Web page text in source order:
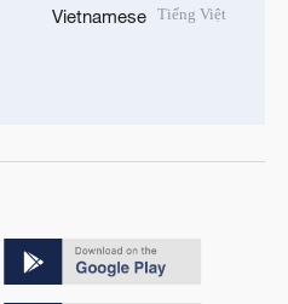
Vietnamese Tiếng Việt